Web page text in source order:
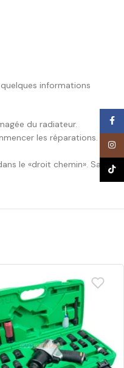
informations
du radiateur.
les réparations.
le «droit chemin». Sa